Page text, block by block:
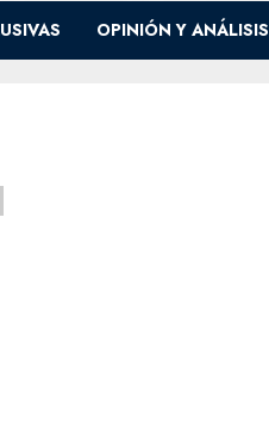
OPINIÓN Y ANÁLISIS